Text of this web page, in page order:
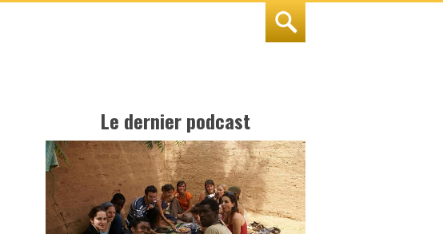
Le dernier podcast